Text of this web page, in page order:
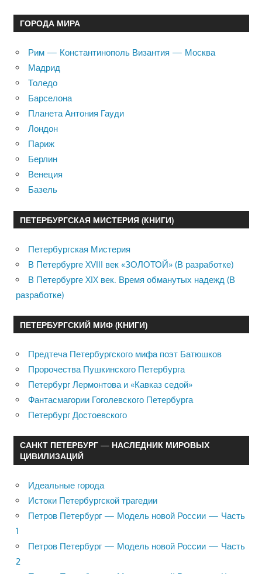
ГОРОДА МИРА
Рим — Константинополь Византия — Москва
Мадрид
Толедо
Барселона
Планета Антония Гауди
Лондон
Париж
Берлин
Венеция
Базель
ПЕТЕРБУРГСКАЯ МИСТЕРИЯ (КНИГИ)
Петербургская Мистерия
В Петербурге XVIII век «ЗОЛОТОЙ» (В разработке)
В Петербурге XIX век. Время обманутых надежд (В
разработке)
ПЕТЕРБУРГСКИЙ МИФ (КНИГИ)
Предтеча Петербургского мифа поэт Батюшков
Пророчества Пушкинского Петербурга
Петербург Лермонтова и «Кавказ седой»
Фантасмагории Гоголевского Петербурга
Петербург Достоевского
САНКТ ПЕТЕРБУРГ — НАСЛЕДНИК МИРОВЫХ
ЦИВИЛИЗАЦИЙ
Идеальные города
Истоки Петербургской трагедии
Петров Петербург — Модель новой России — Часть
1
Петров Петербург — Модель новой России — Часть
2